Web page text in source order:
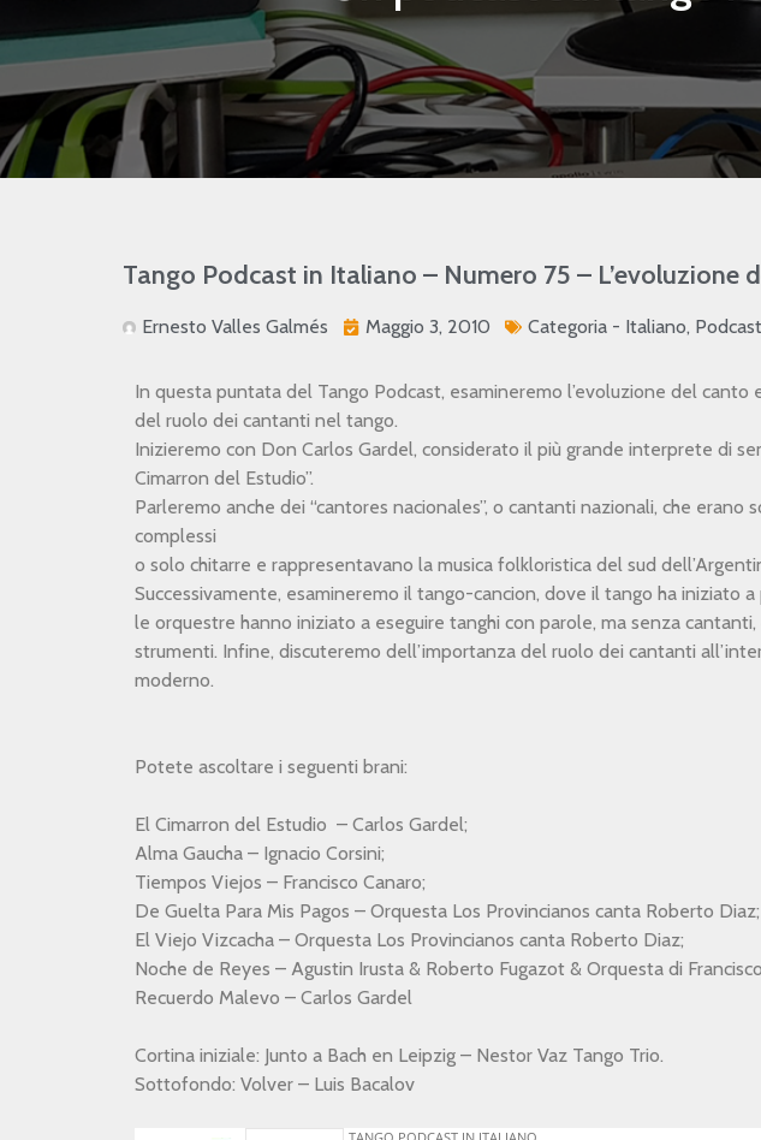
Tango Podcast in Italiano – Numero 75 – L’evoluzione
Ernesto Valles Galmés Maggio 3, 2010 Categoria - Italiano,
In questa puntata del Tango Podcast, esamineremo l’evoluzione del canto
del ruolo dei cantanti nel tango.
Inizieremo con Don Carlos Gardel, considerato il più grande interprete di
Cimarron del Estudio”.
Parleremo anche dei “cantores nacionales”, o cantanti nazionali, che erano
complessi
o solo chitarre e rappresentavano la musica folkloristica del sud
Successivamente, esamineremo il tango-cancion, dove il tango ha iniziato
le orquestre hanno iniziato a eseguire tanghi con parole, ma senza
strumenti. Infine, discuteremo dell’importanza del ruolo dei cantanti
moderno.
Potete ascoltare i seguenti brani:
El Cimarron del Estudio – Carlos Gardel;
Alma Gaucha – Ignacio Corsini;
Tiempos Viejos – Francisco Canaro;
De Guelta Para Mis Pagos – Orquesta Los Provincianos canta Roberto Diaz;
El Viejo Vizcacha – Orquesta Los Provincianos canta Roberto Diaz;
Noche de Reyes – Agustin Irusta & Roberto Fugazot & Orquesta di
Recuerdo Malevo – Carlos Gardel
Cortina iniziale: Junto a Bach en Leipzig – Nestor Vaz Tango Trio.
Sottofondo: Volver – Luis Bacalov